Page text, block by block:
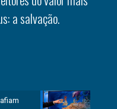
a salvação.